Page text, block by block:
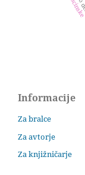
Informacije
Za bralce
Za avtorje
Za knjižničarje